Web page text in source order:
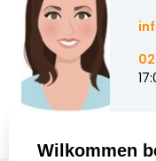
Wilkommen